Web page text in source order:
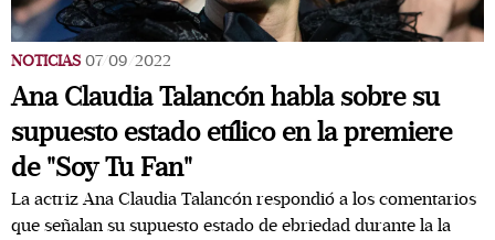
NOTICIAS 07/09/2022
Ana Claudia Talancón habla sobre su
supuesto estado etílico en la premiere
de "Soy Tu Fan"
La actriz Ana Claudia Talancón respondió a los comentarios
que señalan su supuesto estado de ebriedad durante la la